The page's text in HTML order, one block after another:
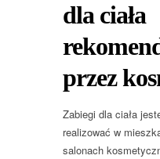
dla ciała
przez
Zabiegi dla ciała
realizować w
salonach